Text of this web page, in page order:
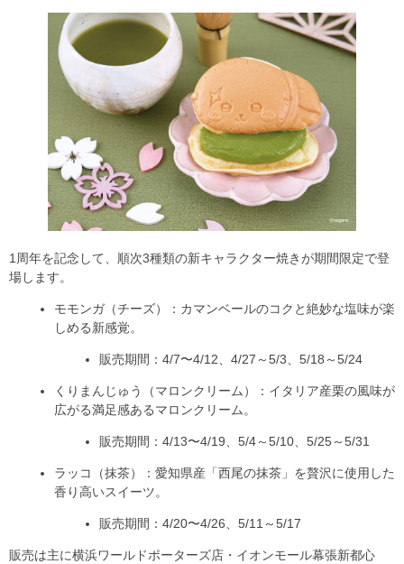
1周年を記念して、順次3種類の新キャラクター焼きが期間限定で登
場します。
モモンガ（チーズ）：カマンベールのコクと絶妙な塩味が楽
しめる新感覚。
販売期間：4/7〜4/12、4/27～5/3、5/18～5/24
くりまんじゅう（マロンクリーム）：イタリア産栗の風味が
広がる満足感あるマロンクリーム。
販売期間：4/13〜4/19、5/4～5/10、5/25～5/31
ラッコ（抹茶）：愛知県産「西尾の抹茶」を贅沢に使用した
香り高いスイーツ。
販売期間：4/20〜4/26、5/11～5/17
販売は主に横浜ワールドポーターズ店・イオンモール幕張新都心